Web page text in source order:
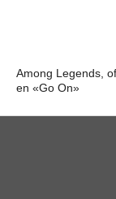
Among Legends,
en «Go On»